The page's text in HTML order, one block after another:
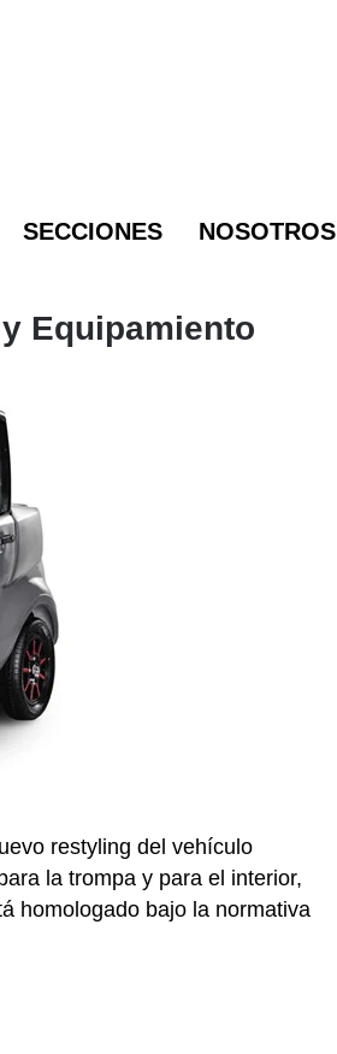
SECCIONES NOSOTROS
Equipamiento
restyling del vehículo
la trompa y para el interior,
homologado bajo la normativa